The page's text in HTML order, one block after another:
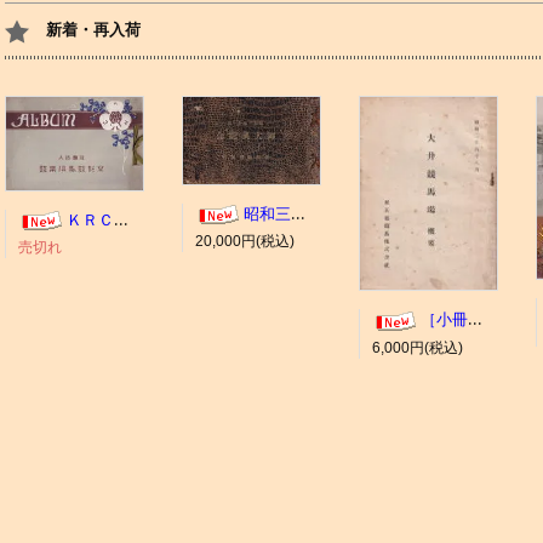
新着・再入荷
ＫＲＣ ＡＬＢＵＭ（京都競馬場写真帖）
売切れ
昭和三年十一月 御大典記念
20,000円(税込)
［小冊子］大井競馬場 概要
6,000円(税込)